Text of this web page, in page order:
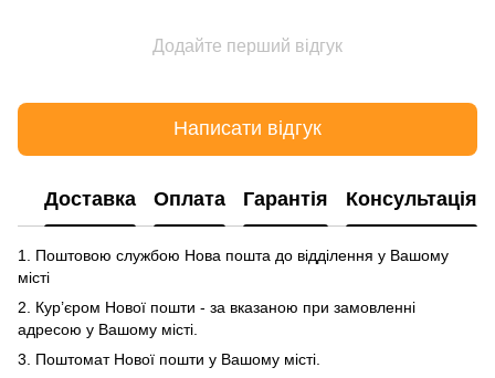
Додайте перший відгук
Написати відгук
Доставка Оплата Гарантія Консультація
1. Поштовою службою Нова пошта до відділення у Вашому
місті
2. Кур’єром Нової пошти - за вказаною при замовленні
адресою у Вашому місті.
3. Поштомат Нової пошти у Вашому місті.